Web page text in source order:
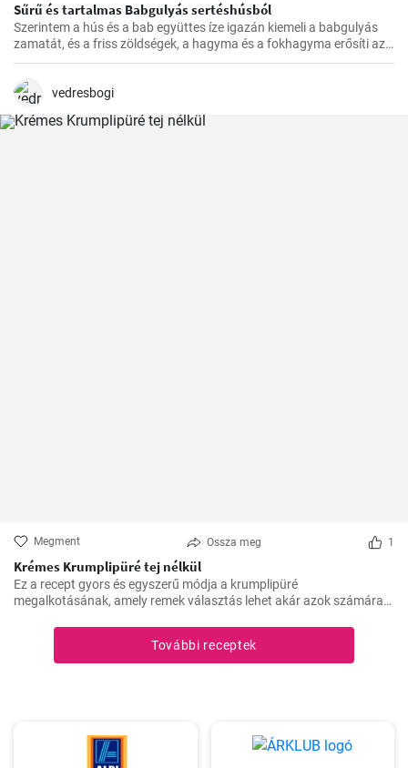
Sűrű és tartalmas Babgulyás sertéshúsból
Szerintem a hús és a bab együttes íze igazán kiemeli a babgulyás
zamatát, és a friss zöldségek, a hagyma és a fokhagyma erősíti azt.
A végeredmény pedig mindig egy sűrű, tartalmas, krémes
vedresbogi
Megment Ossza meg 1
Krémes Krumplipüré tej nélkül
Ez a recept gyors és egyszerű módja a krumplipüré
megalkotásának, amely remek választás lehet akár azok számára
asztalra való felhelyezésre csupán 30 perc alatt kerül sor.
További receptek